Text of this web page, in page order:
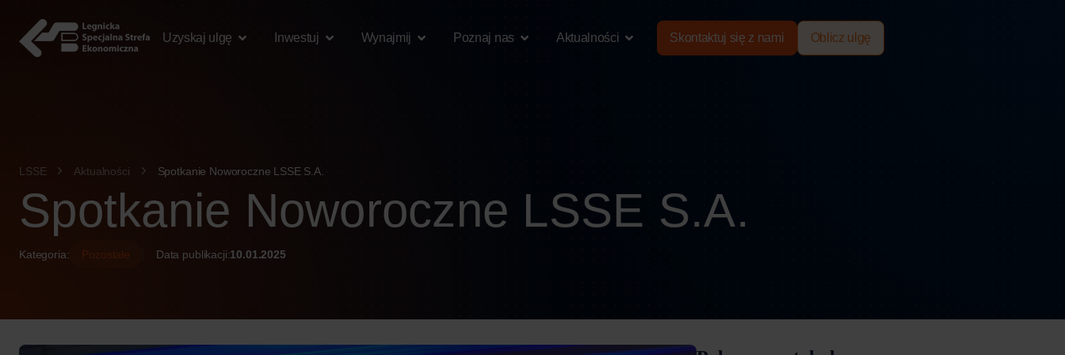
Uzyskaj ulgę
Inwestuj Wynajmij Poznaj nas Aktualności Skontaktuj się z nami Oblicz ulgę
LSSE Aktualności Spotkanie Noworoczne LSSE S.A.
Spotkanie Noworoczne LSSE S.A.
Kategoria: Pozostałe Data publikacji:10.01.2025